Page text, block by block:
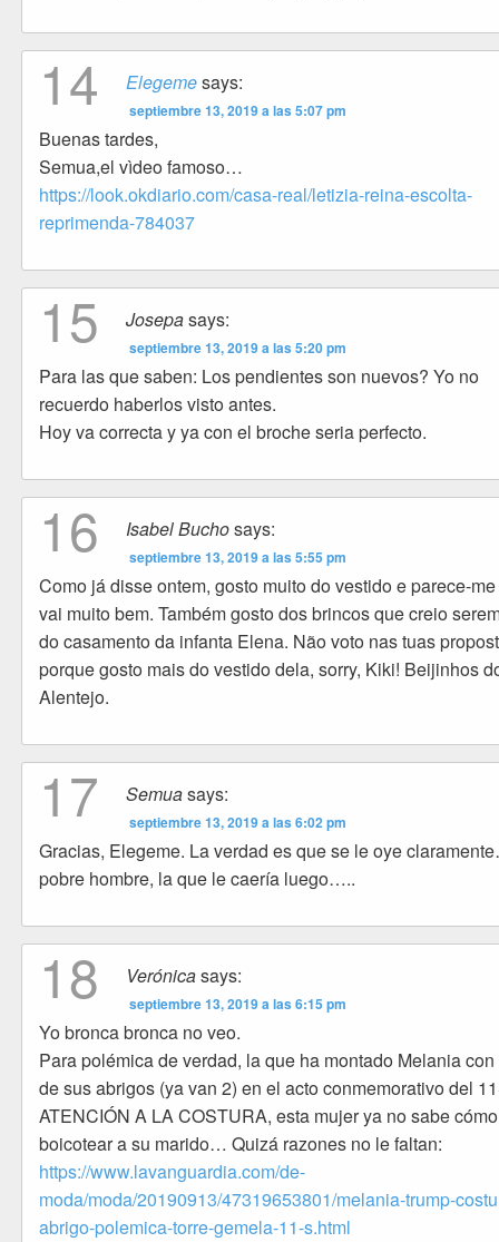
14 Elegemesays:
septiembre 13, 2019 a las 5:07 pm
Buenas tardes,
Semua,el vìdeo famoso…
https://look.okdiario.com/casa-real/letizia-reina-escolta-
reprimenda-784037
15 Josepasays:
septiembre 13, 2019 a las 5:20 pm
Para las que saben: Los pendientes son nuevos? Yo no
recuerdo haberlos visto antes.
Hoy va correcta y ya con el broche seria perfecto.
16 Isabel Buchosays:
septiembre 13, 2019 a las 5:55 pm
Como já disse ontem, gosto muito do vestido e parece-
vai muito bem. Também gosto dos brincos que creio
do casamento da infanta Elena. Não voto nas tuas
porque gosto mais do vestido dela, sorry, Kiki! Beijinhos
Alentejo.
17 Semuasays:
septiembre 13, 2019 a las 6:02 pm
Gracias, Elegeme. La verdad es que se le oye
pobre hombre, la que le caería luego…..
18 Verónicasays:
septiembre 13, 2019 a las 6:15 pm
Yo bronca bronca no veo.
Para polémica de verdad, la que ha montado Melania con
de sus abrigos (ya van 2) en el acto conmemorativo del
ATENCIÓN A LA COSTURA, esta mujer ya no sabe cómo
boicotear a su marido… Quizá razones no le faltan:
https://www.lavanguardia.com/de-
moda/moda/20190913/47319653801/melania-trump-
abrigo-polemica-torre-gemela-11-s.html